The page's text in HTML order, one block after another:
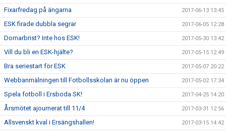
Fixarfredag på ängarna 2017-06-13 13:45
ESK firade dubbla segrar 2017-06-05 12:28
Domarbrist? Inte hos ESK! 2017-05-30 13:42
Vill du bli en ESK-hjälte? 2017-05-15 12:49
Bra seriestart för ESK 2017-05-07 20:22
Webbanmälningen till Fotbollsskolan är nu öppen 2017-05-02 17:34
Spela fotboll i Ersboda SK! 2017-04-25 14:20
Årsmötet ajournerat till 11/4 2017-03-31 12:56
Allsvenskt kval i Ersängshallen! 2017-03-15 14:42